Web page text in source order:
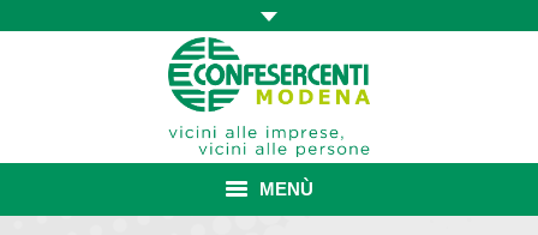
MENÙ